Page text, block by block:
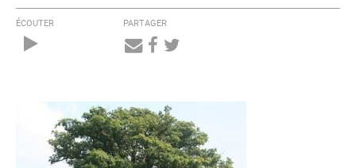
ÉCOUTER PARTAGER